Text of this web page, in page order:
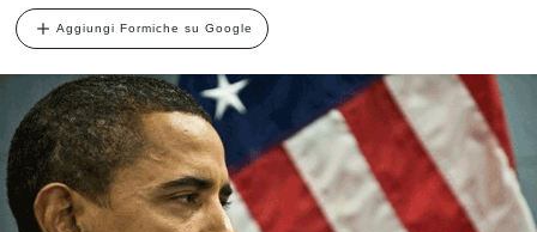
Aggiungi Formiche su Google